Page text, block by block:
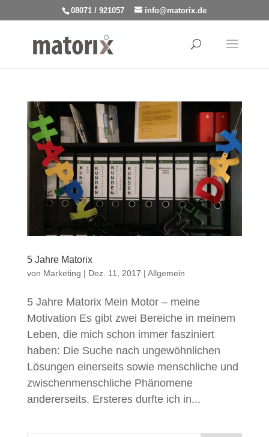
08071 / 921057 info@matorix.de
5 Jahre Matorix
von Marketing | Dez. 11, 2017 | Allgemein
5 Jahre Matorix Mein Motor – meine
Motivation Es gibt zwei Bereiche in meinem
Leben, die mich schon immer fasziniert
haben: Die Suche nach ungewöhnlichen
Lösungen einerseits sowie menschliche und
zwischenmenschliche Phänomene
andererseits. Ersteres durfte ich in...